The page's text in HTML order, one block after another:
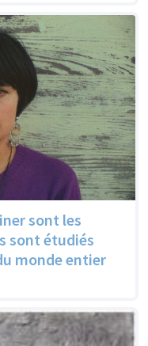
sont les
sont étudiés
monde entier